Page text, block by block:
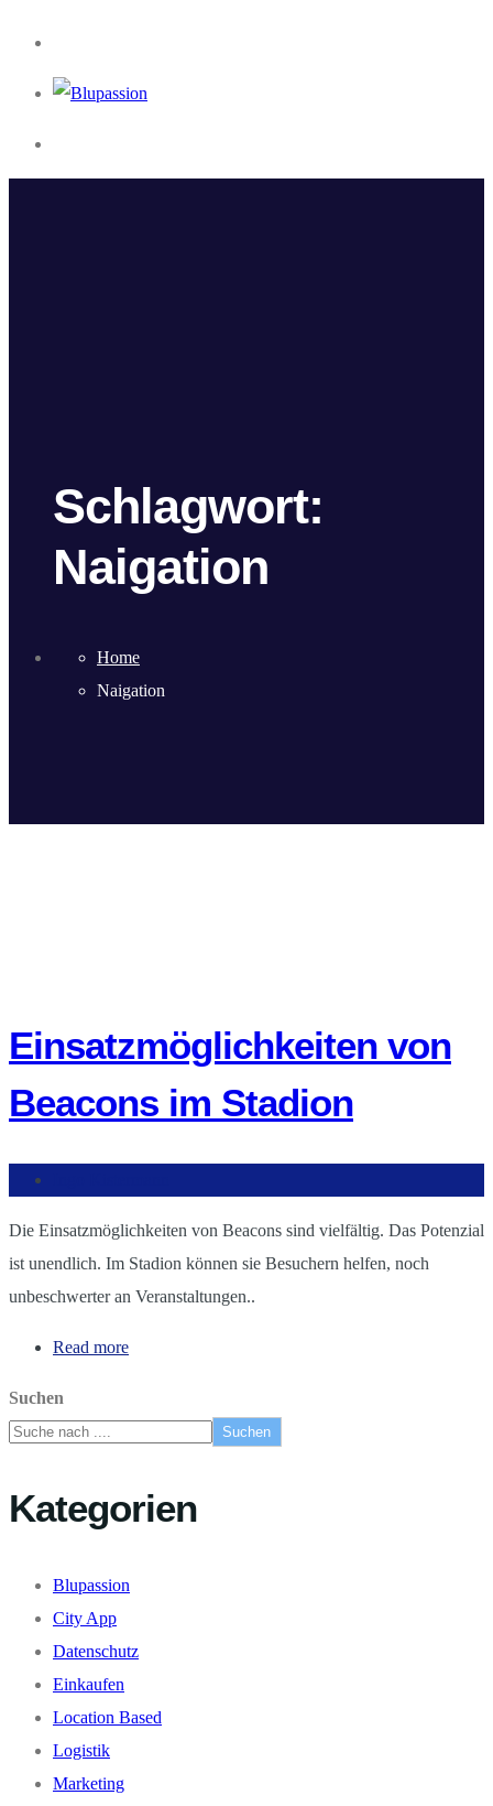
Schlagwort:
Naigation
Home
Naigation
Einsatzmöglichkeiten von
Beacons im Stadion
Die Einsatzmöglichkeiten von Beacons sind vielfältig. Das Potenzial
ist unendlich. Im Stadion können sie Besuchern helfen, noch
unbeschwerter an Veranstaltungen..
Read more
Suchen
Suchen
Kategorien
Blupassion
City App
Datenschutz
Einkaufen
Location Based
Logistik
Marketing